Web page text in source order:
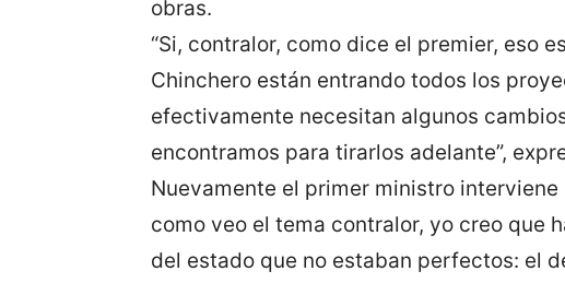
obras.
“Si, contralor, como dice el premier, eso
Chinchero están entrando todos los
efectivamente necesitan algunos
encontramos para tirarlos adelante”,
Nuevamente el primer ministro
como veo el tema contralor, yo creo que
del estado que no estaban perfectos: el